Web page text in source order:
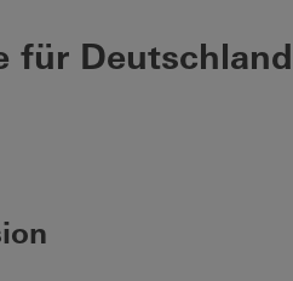
für Deutschland